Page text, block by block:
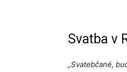
Svatba v
„Svatebčané,